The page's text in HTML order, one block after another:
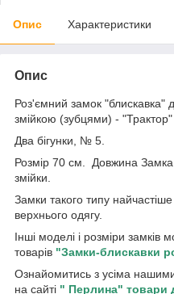
Опис Характеристики
Опис
Роз'ємний замок "блискавка"
змійкою (зубцями) - "Трактор"
Два бігунки, № 5.
Розмір 70 см. Довжина Замка
змійки.
Замки такого типу
верхнього одягу.
Інші моделі і розміри замків
товарів "Замки-блискавки
Ознайомитись з усіма
на сайті " Перлина" товари